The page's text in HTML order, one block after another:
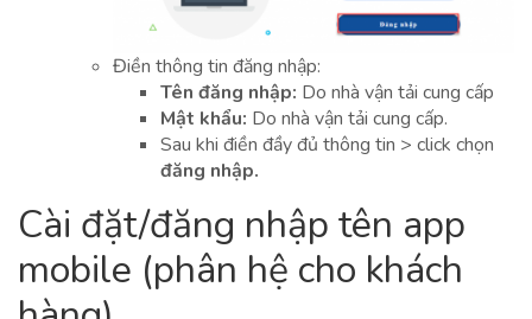
Điền thông tin đăng nhập:
Tên đăng nhập: Do nhà vận tải cung cấp
Mật khẩu: Do nhà vận tải cung cấp.
Sau khi điền đầy đủ thông tin > click chọn
đăng nhập.
Cài đặt/đăng nhập tên app
mobile (phân hệ cho khách